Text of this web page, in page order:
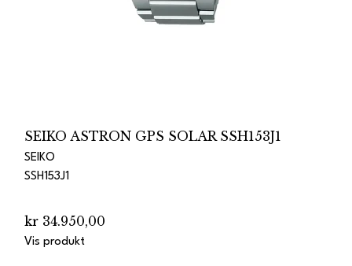
SEIKO ASTRON GPS SOLAR SSH153J1
SEIKO
SSH153J1
kr 34.950,00
Vis produkt